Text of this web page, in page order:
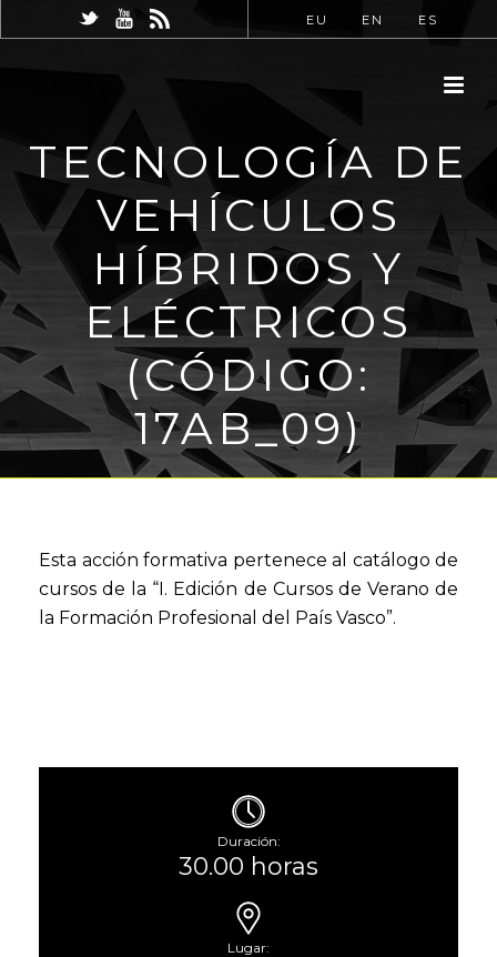
EU EN ES
TECNOLOGÍA DE
VEHÍCULOS
HÍBRIDOS Y
ELÉCTRICOS
(CÓDIGO:
17AB_09)
Esta acción formativa pertenece al catálogo de
cursos de la “I. Edición de Cursos de Verano de
la Formación Profesional del País Vasco”.
Duración:
30.00 horas
Lugar: